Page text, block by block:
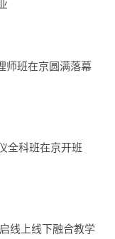
师班在京圆满落幕
全科班在京开班
线上线下融合教学